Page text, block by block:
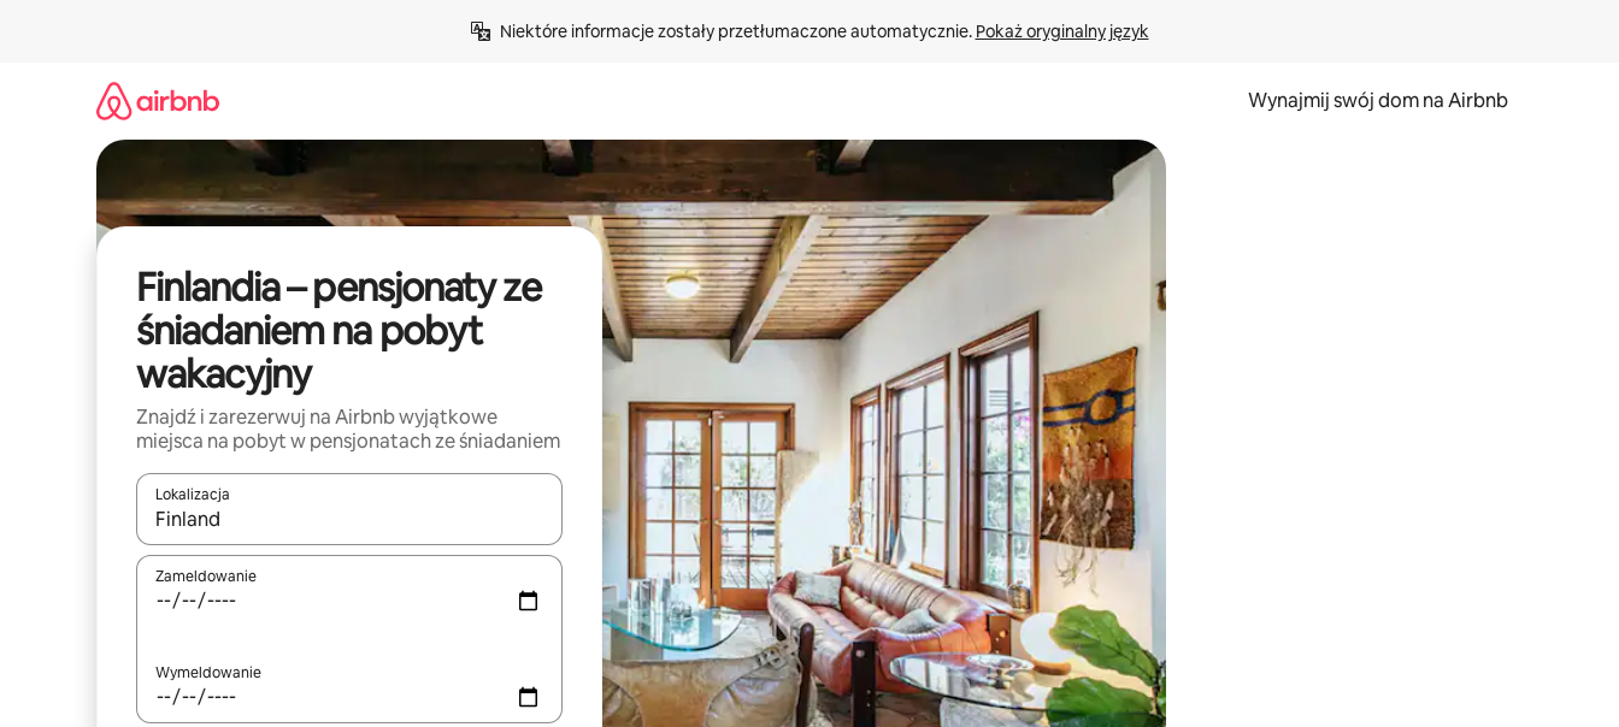
Niektóre informacje zostały przetłumaczone automatycznie. Pokaż oryginalny język
Wynajmij swój dom na Airbnb
Finlandia – pensjonaty ze
śniadaniem na pobyt
wakacyjny
Znajdź i zarezerwuj na Airbnb wyjątkowe
miejsca na pobyt w pensjonatach ze śniadaniem
Lokalizacja
Gdy wyniki będą dostępne, możesz poruszać się po nich za pomocą klawiszy strzałek w górę i w dół lub przeglądać je za pomocą gestów dotykowych lub przesuwania.
Zameldowanie
Wymeldowanie